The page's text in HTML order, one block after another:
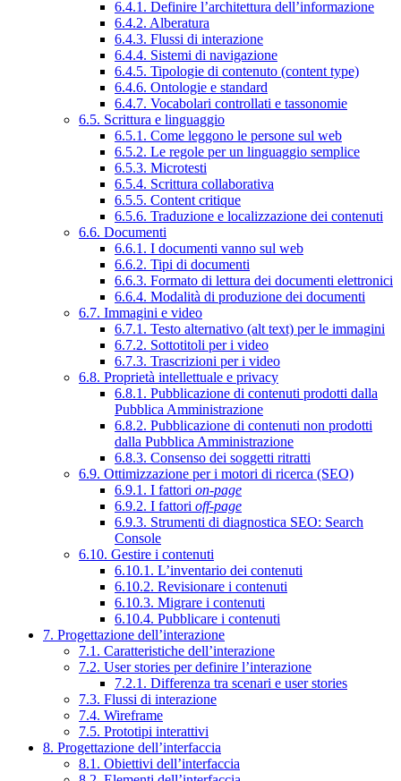
6.4.1. Definire l’architettura dell’informazione
6.4.2. Alberatura
6.4.3. Flussi di interazione
6.4.4. Sistemi di navigazione
6.4.5. Tipologie di contenuto (content type)
6.4.6. Ontologie e standard
6.4.7. Vocabolari controllati e tassonomie
6.5. Scrittura e linguaggio
6.5.1. Come leggono le persone sul web
6.5.2. Le regole per un linguaggio semplice
6.5.3. Microtesti
6.5.4. Scrittura collaborativa
6.5.5. Content critique
6.5.6. Traduzione e localizzazione dei contenuti
6.6. Documenti
6.6.1. I documenti vanno sul web
6.6.2. Tipi di documenti
6.6.3. Formato di lettura dei documenti elettronici
6.6.4. Modalità di produzione dei documenti
6.7. Immagini e video
6.7.1. Testo alternativo (alt text) per le immagini
6.7.2. Sottotitoli per i video
6.7.3. Trascrizioni per i video
6.8. Proprietà intellettuale e privacy
6.8.1. Pubblicazione di contenuti prodotti dalla
Pubblica Amministrazione
6.8.2. Pubblicazione di contenuti non prodotti
dalla Pubblica Amministrazione
6.8.3. Consenso dei soggetti ritratti
6.9. Ottimizzazione per i motori di ricerca (SEO)
6.9.1. I fattori on-page
6.9.2. I fattori off-page
6.9.3. Strumenti di diagnostica SEO: Search
Console
6.10. Gestire i contenuti
6.10.1. L’inventario dei contenuti
6.10.2. Revisionare i contenuti
6.10.3. Migrare i contenuti
6.10.4. Pubblicare i contenuti
7. Progettazione dell’interazione
7.1. Caratteristiche dell’interazione
7.2. User stories per definire l’interazione
7.2.1. Differenza tra scenari e user stories
7.3. Flussi di interazione
7.4. Wireframe
7.5. Prototipi interattivi
8. Progettazione dell’interfaccia
8.1. Obiettivi dell’interfaccia